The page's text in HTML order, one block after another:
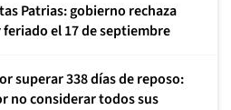
Patrias: gobierno rechaza
feriado el 17 de septiembre
superar 338 días de reposo:
no considerar todos sus